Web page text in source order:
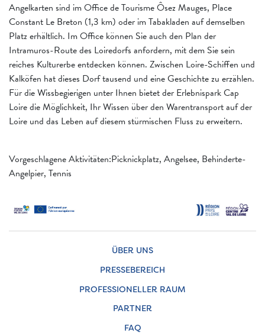
Angelkarten sind im Office de Tourisme Ôsez Mauges, Place
Constant Le Breton (1,3 km) oder im Tabakladen auf demselben
Platz erhältlich. Im Office können Sie auch den Plan der
Intramuros-Route des Loiredorfs anfordern, mit dem Sie sein
reiches Kulturerbe entdecken können. Zwischen Loire-Schiffen und
Kalköfen hat dieses Dorf tausend und eine Geschichte zu erzählen.
Für die Wissbegierigen unter Ihnen bietet der Erlebnispark Cap
Loire die Möglichkeit, Ihr Wissen über den Warentransport auf der
Loire und das Leben auf diesem stürmischen Fluss zu erweitern.
Vorgeschlagene Aktivitäten:Picknickplatz, Angelsee, Behinderte-
Angelpier, Tennis
ÜBER UNS
PRESSEBEREICH
PROFESSIONELLER RAUM
PARTNER
FAQ